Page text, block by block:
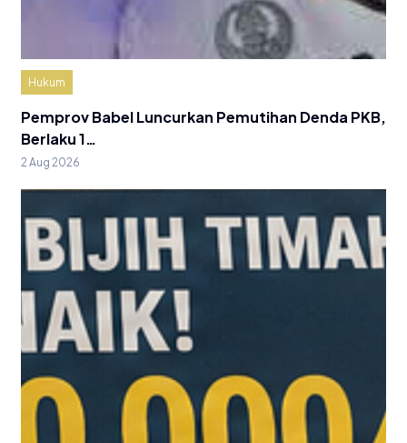
Hukum
Pemprov Babel Luncurkan Pemutihan Denda PKB,
Berlaku 1…
2 Aug 2026